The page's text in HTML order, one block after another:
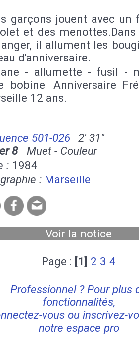
garçons jouent avec un
et des
il allument les
d'anniversaire.
- allumette - fusil -
bobine: Anniversaire
12 ans.
501-026
2' 31''
8Muet - Couleur
: 1984
: Marseille
Voir la notice
Page : [1] 2 3 4
Professionnel ? Pour plus
fonctionnalités,
vous ou inscrivez-
notre espace pro